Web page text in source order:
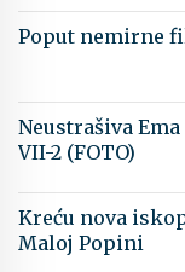
Poput nemirne
Neustrašiva
VII-2 (FOTO)
Kreću nova
Maloj Popini